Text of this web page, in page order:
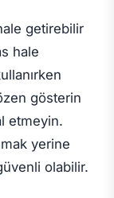
getirebilir
hale
gösterin
etmeyin.
yerine
olabilir.